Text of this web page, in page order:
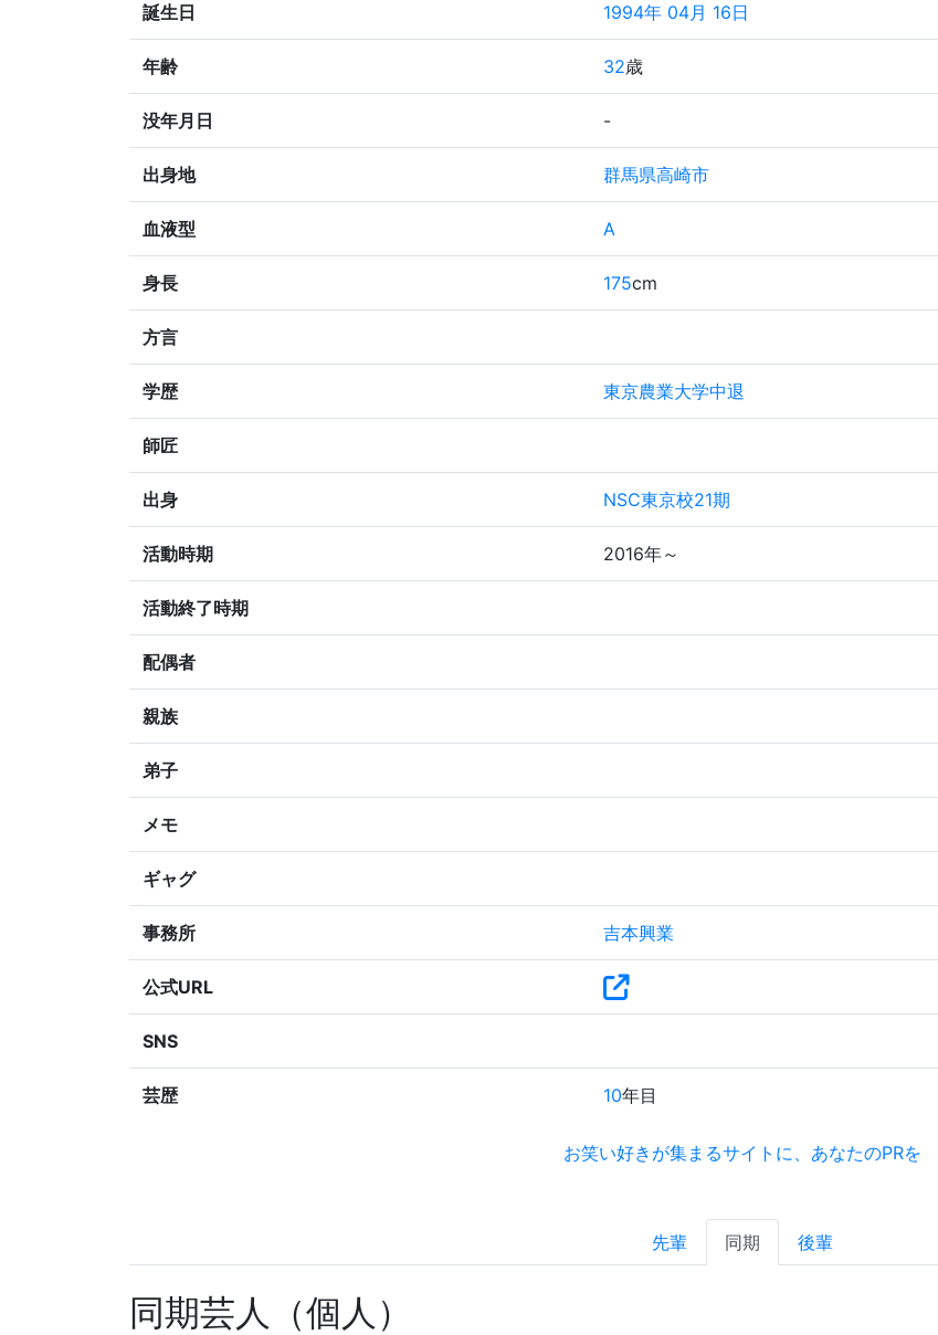
誕生日 1994年 04月 16日
年齢 32歳
没年月日 -
出身地 群馬県高崎市
血液型 A
身長 175cm
方言
学歴 東京農業大学中退
師匠
出身 NSC東京校21期
活動時期 2016年～
活動終了時期
配偶者
親族
弟子
メモ
ギャグ
事務所 吉本興業
公式URL
SNS
芸歴 10年目
お笑い好きが集まるサイトに、あなたのPRを
先輩 同期 後輩
同期芸人（個人）